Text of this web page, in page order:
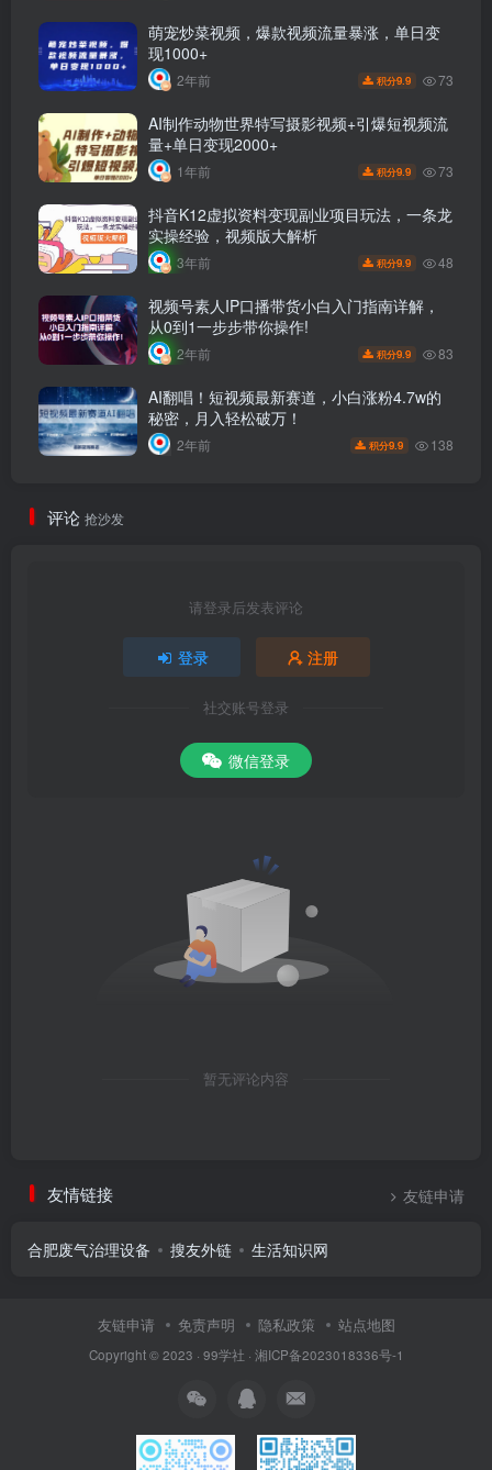
萌宠炒菜视频，爆款视频流量暴涨，单日变
现1000+
2年前 积分9.9 73
AI制作动物世界特写摄影视频+引爆短视频流
量+单日变现2000+
1年前 积分9.9 73
抖音K12虚拟资料变现副业项目玩法，一条龙
实操经验，视频版大解析
3年前 积分9.9 48
视频号素人IP口播带货小白入门指南详解，
从0到1一步步带你操作!
2年前 积分9.9 83
AI翻唱！短视频最新赛道，小白涨粉4.7w的
秘密，月入轻松破万！
2年前 积分9.9 138
评论 抢沙发
请登录后发表评论
登录 注册
社交账号登录
微信登录
暂无评论内容
友情链接 友链申请
合肥废气治理设备 搜友外链 生活知识网
友链申请 免责声明 隐私政策 站点地图
Copyright © 2023 · 99学社 · 湘ICP备2023018336号-1